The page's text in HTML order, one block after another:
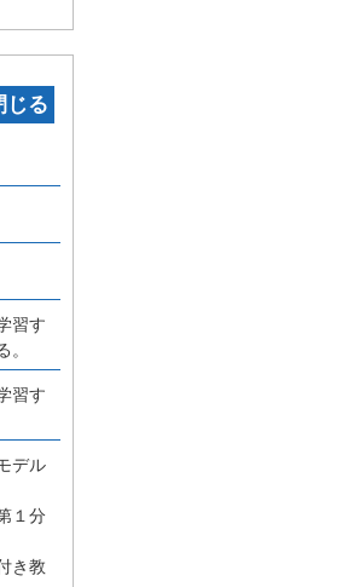
じる
習す
習す
デル
１分
き教